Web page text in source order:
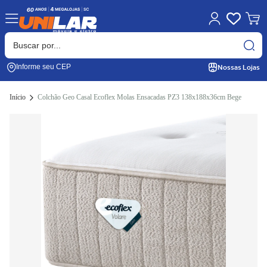
Informe seu CEP Nossas Lojas
Início Colchão Geo Casal Ecoflex Molas Ensacadas PZ3 138x188x36cm Bege